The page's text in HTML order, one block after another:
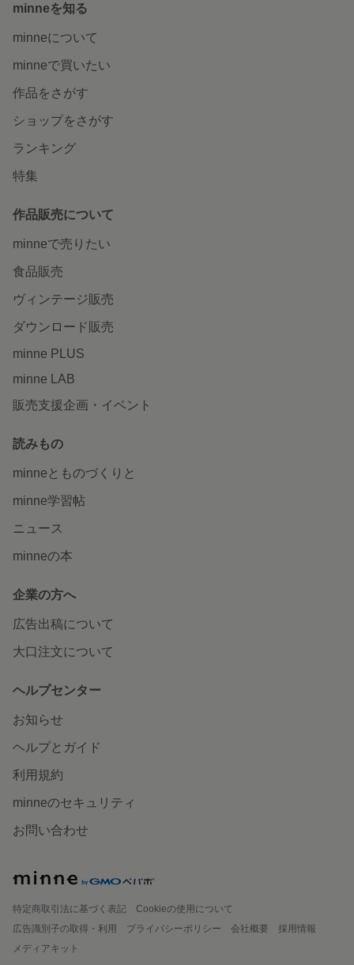
minneを知る
minneについて
minneで買いたい
作品をさがす
ショップをさがす
ランキング
特集
作品販売について
minneで売りたい
食品販売
ヴィンテージ販売
ダウンロード販売
minne PLUS
minne LAB
販売支援企画・イベント
読みもの
minneとものづくりと
minne学習帖
ニュース
minneの本
企業の方へ
広告出稿について
大口注文について
ヘルプセンター
お知らせ
ヘルプとガイド
利用規約
minneのセキュリティ
お問い合わせ
特定商取引法に基づく表記
Cookieの使用について
広告識別子の取得・利用
プライバシーポリシー 会社概要
採用情報
メディアキット